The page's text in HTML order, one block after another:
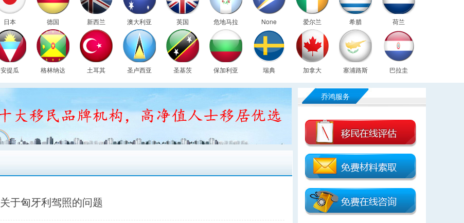
日本 德国 新西兰 澳大利亚 英国 危地马拉 None 爱尔兰 希腊 荷兰
安提瓜 格林纳达 土耳其 圣卢西亚 圣基茨 保加利亚 瑞典 加拿大 塞浦路斯 巴拉圭
关于匈牙利驾照的问题
乔鸿服务